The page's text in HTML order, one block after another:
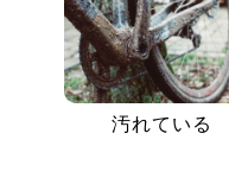
汚れている